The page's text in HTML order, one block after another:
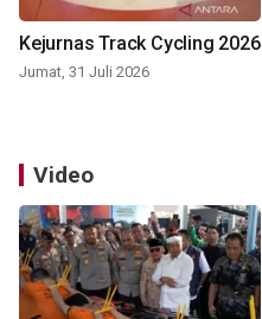
Kejurnas Track Cycling 2026
Jumat, 31 Juli 2026
Video